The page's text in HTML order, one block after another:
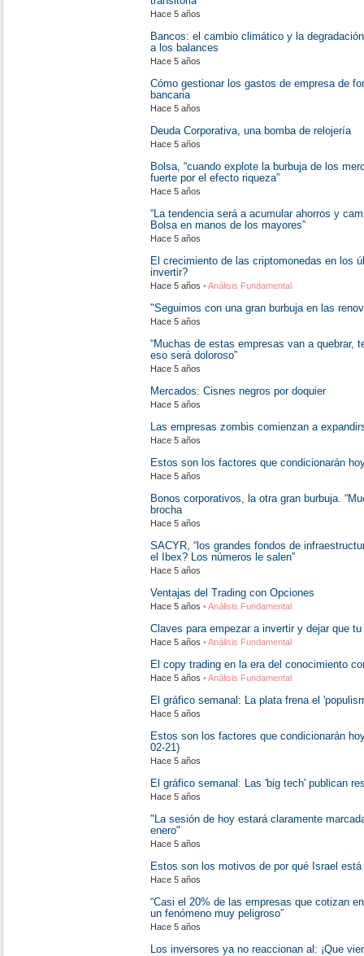
Hace 5 años
Bancos: el cambio climático y la
a los balances
Hace 5 años
Cómo gestionar los gastos de empresa de
bancaria
Hace 5 años
Deuda Corporativa, una bomba de relojería
Hace 5 años
Bolsa, “cuando explote la burbuja de los
fuerte por el efecto riqueza”
Hace 5 años
“La tendencia será a acumular ahorros y
Bolsa en manos de los mayores”
Hace 5 años
El crecimiento de las criptomonedas en los
invertir?
Hace 5 años • Análisis Fundamental
"Seguimos con una gran burbuja en las
Hace 5 años
“Muchas de estas empresas van a quebrar,
eso será doloroso”
Hace 5 años
Mercados: Cisnes negros por doquier
Hace 5 años
Las empresas zombis comienzan a
Hace 5 años
Estos son los factores que condicionarán
Hace 5 años
Bonos corporativos, la otra gran burbuja.
brocha
Hace 5 años
SACYR, “los grandes fondos de
el Ibex? Los números le salen”
Hace 5 años
Ventajas del Trading con Opciones
Hace 5 años • Análisis Fundamental
Claves para empezar a invertir y dejar que
Hace 5 años • Análisis Fundamental
El copy trading en la era del conocimiento
Hace 5 años • Análisis Fundamental
El gráfico semanal: La plata frena el
Hace 5 años
Estos son los factores que condicionarán
02-21)
Hace 5 años
El gráfico semanal: Las 'big tech' publican
Hace 5 años
"La sesión de hoy estará claramente
enero"
Hace 5 años
Estos son los motivos de por qué Israel
Hace 5 años
“Casi el 20% de las empresas que cotizan
un fenómeno muy peligroso”
Hace 5 años
Los inversores ya no reaccionan al: ¡Que